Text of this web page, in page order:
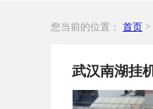
您当前的位置： 首页 >
武汉南湖挂